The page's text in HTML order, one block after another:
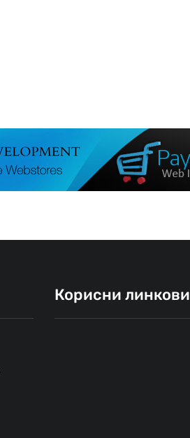
Корисни линкови